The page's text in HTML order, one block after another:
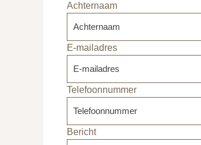
Achternaam
E-mailadres
Telefoonnummer
Bericht